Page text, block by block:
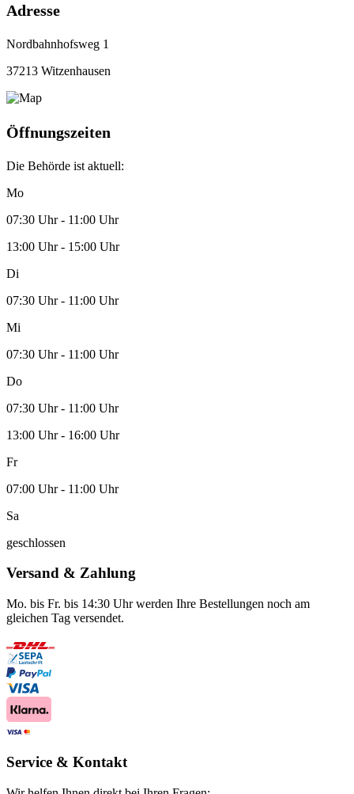
Adresse
Nordbahnhofsweg 1
37213 Witzenhausen
Öffnungszeiten
Die Behörde ist aktuell:
Mo
07:30 Uhr - 11:00 Uhr
13:00 Uhr - 15:00 Uhr
Di
07:30 Uhr - 11:00 Uhr
Mi
07:30 Uhr - 11:00 Uhr
Do
07:30 Uhr - 11:00 Uhr
13:00 Uhr - 16:00 Uhr
Fr
07:00 Uhr - 11:00 Uhr
Sa
geschlossen
Versand & Zahlung
Mo. bis Fr. bis 14:30 Uhr werden Ihre Bestellungen noch am
gleichen Tag versendet.
Service & Kontakt